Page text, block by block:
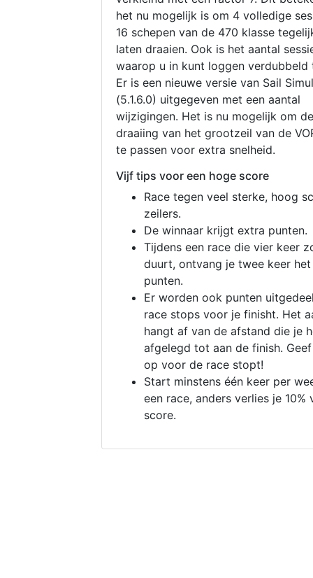
het nu mogelijk is om 4 volledige
16 schepen van de 470 klasse
laten draaien. Ook is het aantal
waarop u in kunt loggen verdubbeld
Er is een nieuwe versie van Sail
(5.1.6.0) uitgegeven met een aantal
wijzigingen. Het is nu mogelijk om de
draaiing van het grootzeil van de
te passen voor extra snelheid.
Vijf tips voor een hoge score
Race tegen veel sterke, hoog
zeilers.
De winnaar krijgt extra punten.
Tijdens een race die vier keer
duurt, ontvang je twee keer
punten.
Er worden ook punten
race stops voor je finisht. Het
hangt af van de afstand die je
afgelegd tot aan de finish.
op voor de race stopt!
Start minstens één keer per
een race, anders verlies je 10%
score.